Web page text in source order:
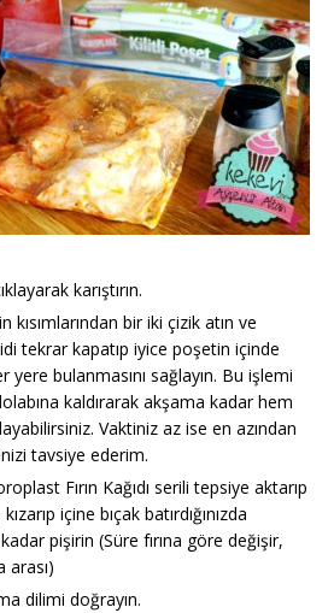
karıştırın.
kısımlarından bir iki çizik atın ve
tekrar kapatıp iyice poşetin içinde
yere bulanmasını sağlayın. Bu işlemi
kaldırarak akşama kadar hem
Vaktiniz az ise en azından
tavsiye ederim.
Fırın Kağıdı serili tepsiye aktarıp
kızarıp içine bıçak batırdığınızda
pişirin (Süre fırına göre değişir,
arası)
dilimi doğrayın.